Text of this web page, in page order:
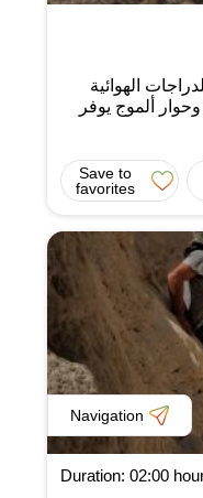
الهوائية
ألموج يوفر
Save to
favorites
Navigation
Duration: 02:00